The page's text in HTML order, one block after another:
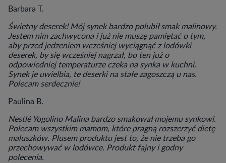
Barbara T.
Świetny deserek! Mój synek bardzo polubił smak malinowy.
Jestem nim zachwycona i już nie muszę pamiętać o tym,
aby przed jedzeniem wcześniej wyciągnąć z lodówki
deserek, by się wcześniej nagrzał, bo ten już o
odpowiedniej temperaturze czeka na synka w kuchni.
Synek je uwielbia, te deserki na stałe zagoszczą u nas.
Polecam serdecznie!
Paulina B.
Nestlé Yogolino Malina bardzo smakował mojemu synkowi.
Polecam wszystkim mamom, które pragną rozszerzyć dietę
maluszków. Plusem produktu jest to, że nie trzeba go
przechowywać w lodówce. Produkt fajny i godny
polecenia.